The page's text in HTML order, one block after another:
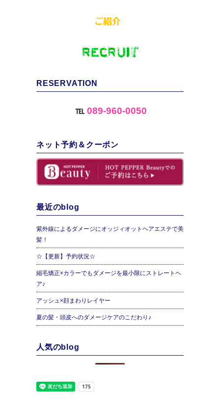
RESERVATION
℡ 089-960-0050
ネット予約＆クーポン
最近のblog
紫外線によるダメージにオッジィオットヘアエステで美
髪！
☆【更新】予約状況☆
縮毛矯正×カラーでもダメージを最小限にストレートヘ
ア♪
アッシュ×顔まわりレイヤー
夏の髪・頭皮へのダメージケアのこだわり♪
人気のblog